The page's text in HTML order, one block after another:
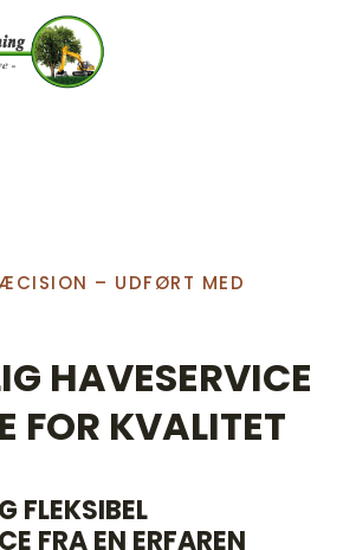
– UDFØRT MED
HAVESERVICE
FOR KVALITET
FLEKSIBEL
FRA EN ERFAREN